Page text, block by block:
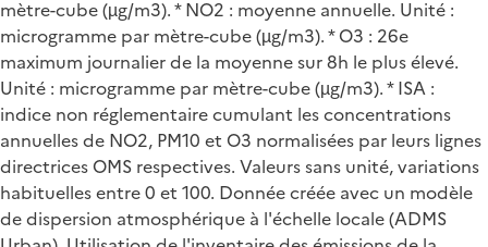
mètre-cube (µg/m3). * NO2 : moyenne annuelle. Unité :
microgramme par mètre-cube (µg/m3). * O3 : 26e
maximum journalier de la moyenne sur 8h le plus élevé.
Unité : microgramme par mètre-cube (µg/m3). * ISA :
indice non réglementaire cumulant les concentrations
annuelles de NO2, PM10 et O3 normalisées par leurs lignes
directrices OMS respectives. Valeurs sans unité, variations
habituelles entre 0 et 100. Donnée créée avec un modèle
de dispersion atmosphérique à l'échelle locale (ADMS